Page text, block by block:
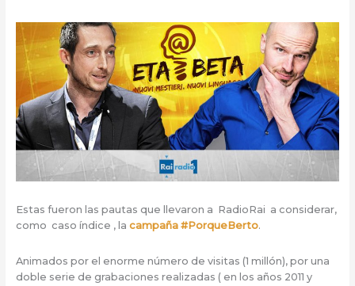
Estas fueron las pautas que llevaron a RadioRai a considerar,
como caso índice , la campaña #PorqueBerto.
Animados por el enorme número de visitas (1 millón), por una
doble serie de grabaciones realizadas ( en los años 2011 y